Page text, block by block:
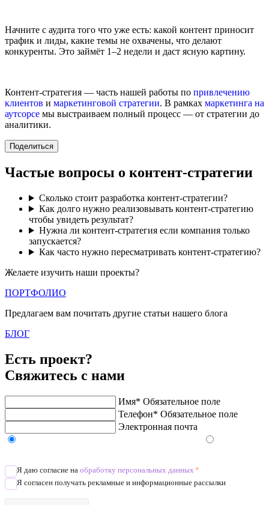
Начните с аудита того что уже есть: какой контент приносит
трафик и лиды, какие темы не охвачены, что делают
конкуренты. Это займёт 1–2 недели и даст ясную картину.
Контент-стратегия — часть нашей работы по привлечению
клиентов и маркетинговой стратегии. В рамках маркетинга на
аутсорсе мы выстраиваем полный процесс — от стратегии до
аналитики.
Поделиться
Частые вопросы о контент-стратегии
Сколько стоит разработка контент-стратегии?
Как долго нужно реализовывать контент-стратегию
чтобы увидеть результат?
Нужна ли контент-стратегия если компания только
запускается?
Как часто нужно пересматривать контент-стратегию?
Желаете изучить наши проекты?
ПОРТФОЛИО
Предлагаем вам почитать другие статьи нашего блога
БЛОГ
Есть проект?
Свяжитесь с нами
Имя* Обязательное поле
Телефон* Обязательное поле
Электронная почта
Я даю согласие на обработку персональных данных *
Я согласен получать рекламные и информационные рассылки